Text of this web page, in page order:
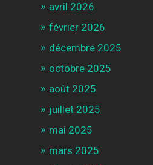
avril 2026
février 2026
décembre 2025
octobre 2025
août 2025
juillet 2025
mai 2025
mars 2025